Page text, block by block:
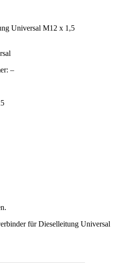
Universal M12 x 1,5
–
für Dieselleitung Universal